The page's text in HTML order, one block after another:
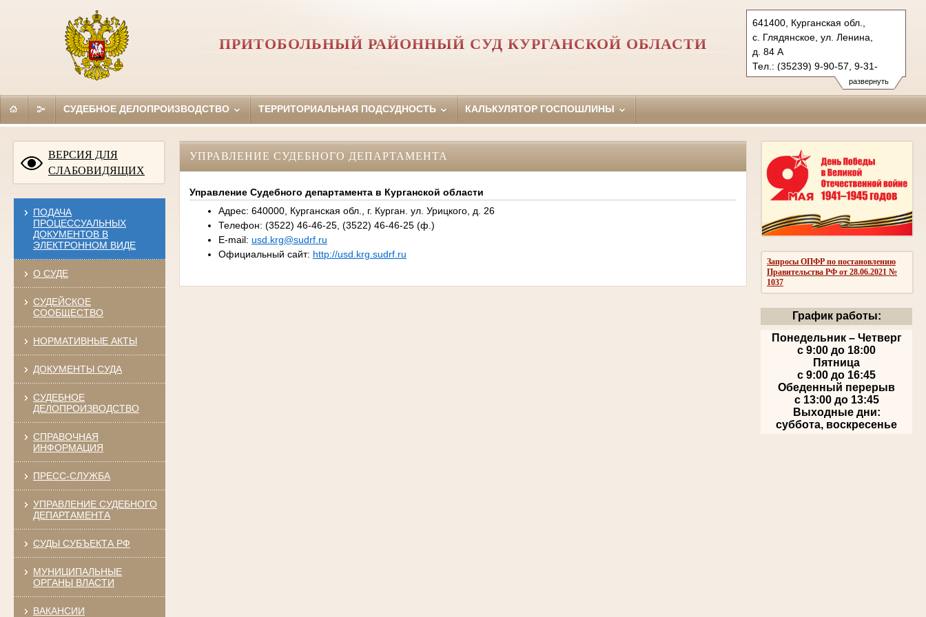
развернуть
641400, Курганская обл.,
с. Глядянское, ул. Ленина,
д. 84 А
Тел.: (35239) 9-90-57, 9-31-
24 (ф.)
pritobolny.krg@sudrf.ru
ПРИТОБОЛЬНЫЙ РАЙОННЫЙ СУД КУРГАНСКОЙ ОБЛАСТИ
СУДЕБНОЕ ДЕЛОПРОИЗВОДСТВО ТЕРРИТОРИАЛЬНАЯ ПОДСУДНОСТЬ КАЛЬКУЛЯТОР ГОСПОШЛИНЫ
ВЕРСИЯ ДЛЯ
СЛАБОВИДЯЩИХ
ПОДАЧА
ПРОЦЕССУАЛЬНЫХ
ДОКУМЕНТОВ В
ЭЛЕКТРОННОМ ВИДЕ
О СУДЕ
СУДЕЙСКОЕ
СООБЩЕСТВО
НОРМАТИВНЫЕ АКТЫ
ДОКУМЕНТЫ СУДА
СУДЕБНОЕ
ДЕЛОПРОИЗВОДСТВО
СПРАВОЧНАЯ
ИНФОРМАЦИЯ
ПРЕСС-СЛУЖБА
УПРАВЛЕНИЕ СУДЕБНОГО
ДЕПАРТАМЕНТА
СУДЫ СУБЪЕКТА РФ
МУНИЦИПАЛЬНЫЕ
ОРГАНЫ ВЛАСТИ
ВАКАНСИИ
Запросы ОПФР по постановлению
Правительства РФ от 28.06.2021 №
1037
График работы:
Понедельник – Четверг
с 9:00 до 18:00
Пятница
с 9:00 до 16:45
Обеденный перерыв
с 13:00 до 13:45
Выходные дни:
суббота, воскресенье
УПРАВЛЕНИЕ СУДЕБНОГО ДЕПАРТАМЕНТА
Управление Судебного департамента в Курганской области
Адрес: 640000, Курганская обл., г. Курган. ул. Урицкого, д. 26
Телефон: (3522) 46-46-25, (3522) 46-46-25 (ф.)
E-mail: usd.krg@sudrf.ru
Официальный сайт: http://usd.krg.sudrf.ru